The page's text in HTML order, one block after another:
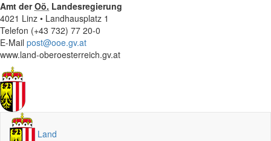
Amt derOö. Landesregierung
4021 Linz • Landhausplatz 1
Telefon (+43 732) 77 20-0
E-Mail post@ooe.gv.at
www.land-oberoesterreich.gv.at
Land